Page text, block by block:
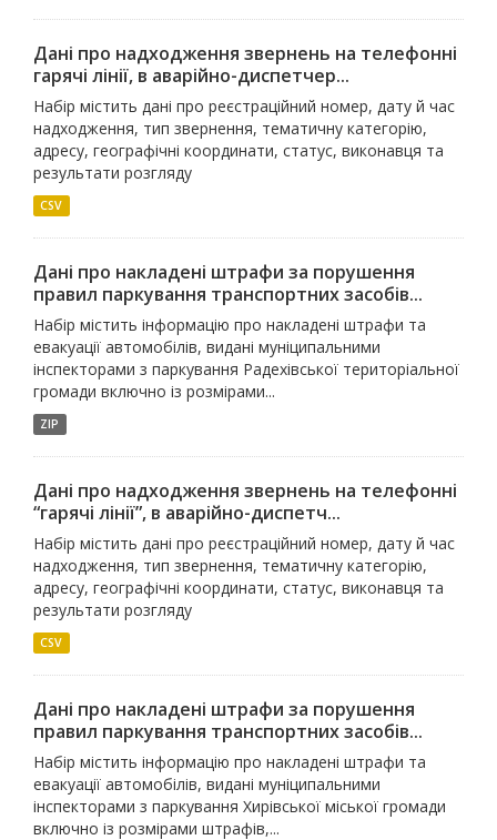
Дані про надходження звернень на телефонні
гарячі лінії, в аварійно-диспетчер...
Набір містить дані про реєстраційний номер, дату й час
надходження, тип звернення, тематичну категорію,
адресу, географічні координати, статус, виконавця та
результати розгляду
CSV
Дані про накладені штрафи за порушення
правил паркування транспортних засобів...
Набір містить інформацію про накладені штрафи та
евакуації автомобілів, видані муніципальними
інспекторами з паркування Радехівської територіальної
громади включно із розмірами...
ZIP
Дані про надходження звернень на телефонні
“гарячі лінії”, в аварійно-диспетч...
Набір містить дані про реєстраційний номер, дату й час
надходження, тип звернення, тематичну категорію,
адресу, географічні координати, статус, виконавця та
результати розгляду
CSV
Дані про накладені штрафи за порушення
правил паркування транспортних засобів...
Набір містить інформацію про накладені штрафи та
евакуації автомобілів, видані муніципальними
інспекторами з паркування Хирівської міської громади
включно із розмірами штрафів,...